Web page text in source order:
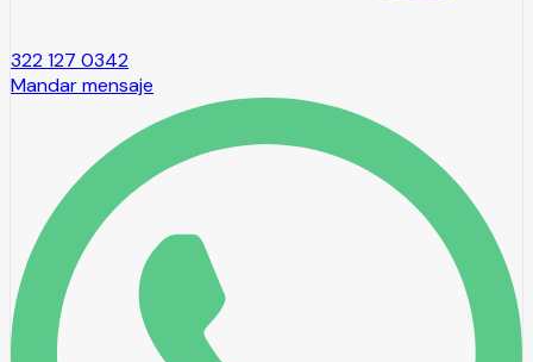
322 127 0342
Mandar mensaje